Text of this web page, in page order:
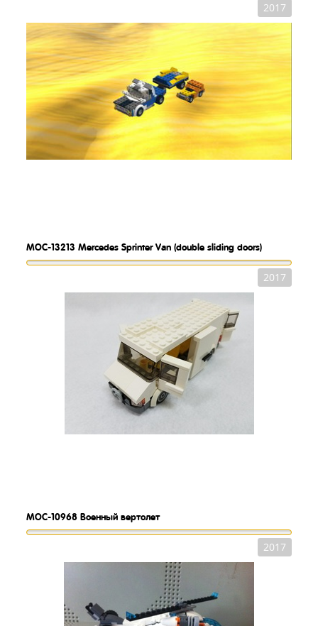
2017
MOC-13213 Mercedes Sprinter Van (double sliding doors)
2017
MOC-10968 Военный вертолет
2017